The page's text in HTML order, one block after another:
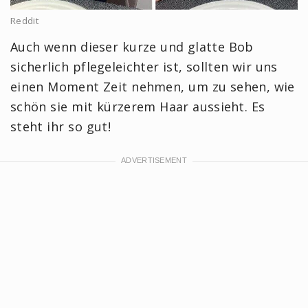
Reddit
Auch wenn dieser kurze und glatte Bob
sicherlich pflegeleichter ist, sollten wir uns
einen Moment Zeit nehmen, um zu sehen, wie
schön sie mit kürzerem Haar aussieht. Es
steht ihr so gut!